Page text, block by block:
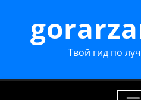
Твой гид по